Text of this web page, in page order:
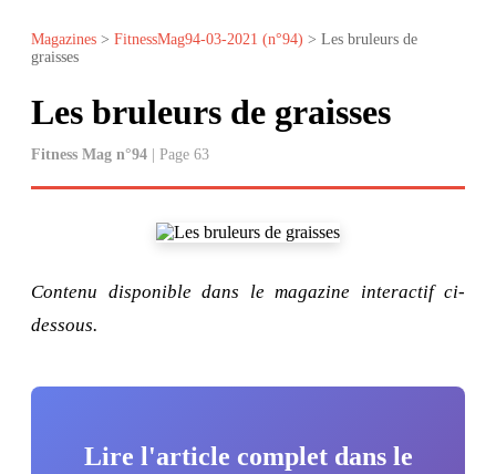
Magazines > FitnessMag94-03-2021 (n°94) > Les bruleurs de
graisses
Les bruleurs de graisses
Fitness Mag n°94 | Page 63
Contenu disponible dans le magazine interactif ci-
dessous.
Lire l'article complet dans le